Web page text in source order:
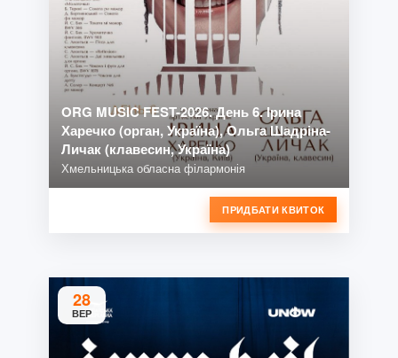
ORG MUSIC FEST-2026. День 6. Ірина
Харечко (орган, Україна), Ольга Шадріна-
Личак (клавесин, Україна)
Хмельницька обласна філармонія
ПРИДБАТИ КВИТОК
28
ВЕР